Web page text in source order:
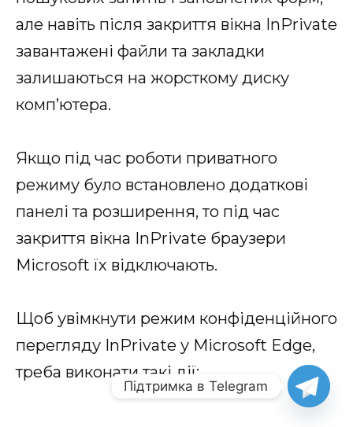
але навіть після закриття вікна InPrivate
завантажені файли та закладки
залишаються на жорсткому диску
комп’ютера.
Якщо під час роботи приватного
режиму було встановлено додаткові
панелі та розширення, то під час
закриття вікна InPrivate браузери
Microsoft їх відключають.
Щоб увімкнути режим конфіденційного
перегляду InPrivate у Microsoft Edge,
треба виконати такі дії:
Підтримка в Telegram